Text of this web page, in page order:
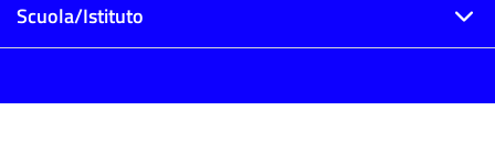
Scuola/Istituto